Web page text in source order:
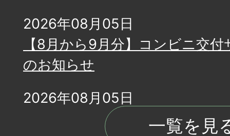
2026年08月05日
【8月から9月分】コンビニ交
のお知らせ
2026年08月05日
食中毒注意報が発令されました
一覧を見